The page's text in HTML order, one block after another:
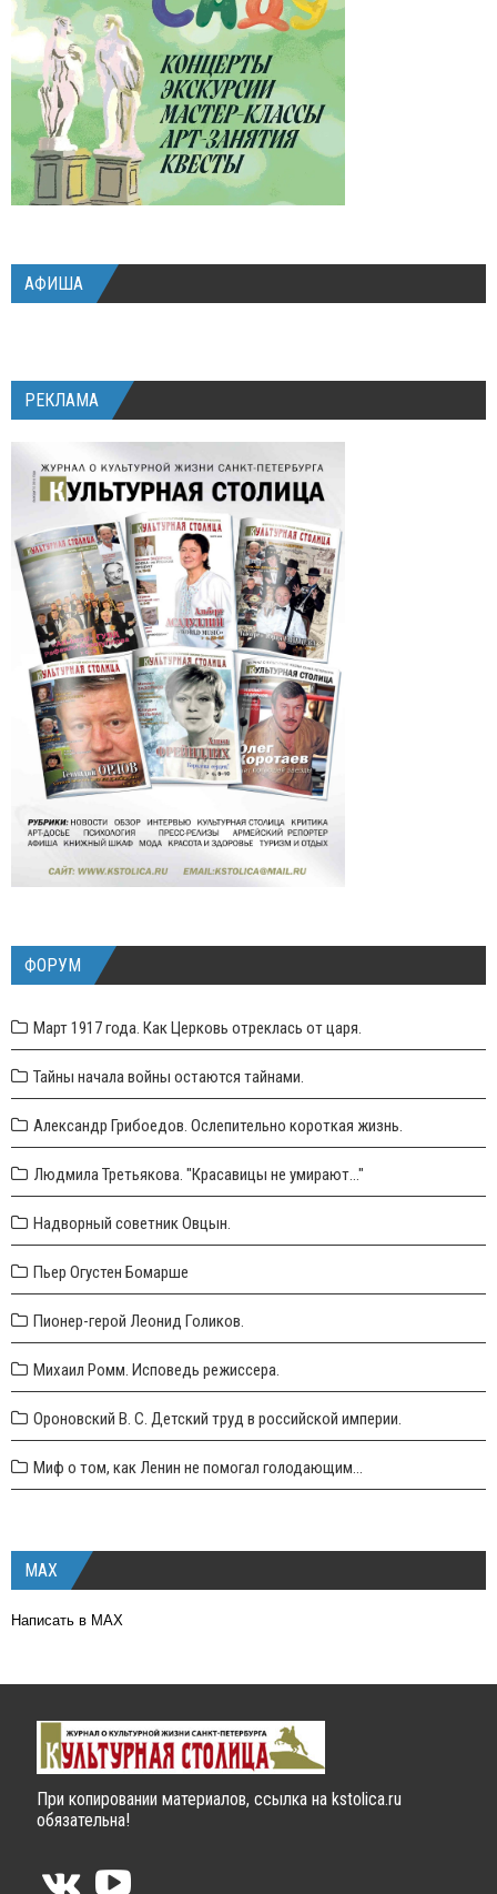
АФИША
РЕКЛАМА
ФОРУМ
Март 1917 года. Как Церковь отреклась от царя.
Тайны начала войны остаются тайнами.
Александр Грибоедов. Ослепительно короткая жизнь.
Людмила Третьякова. "Красавицы не умирают..."
Надворный советник Овцын.
Пьер Огустен Бомарше
Пионер-герой Леонид Голиков.
Михаил Ромм. Исповедь режиссера.
Ороновский В. С. Детский труд в российской империи.
Миф о том, как Ленин не помогал голодающим...
MAX
Написать в MAX
При копировании материалов, ссылка на kstolica.ru
обязательна!